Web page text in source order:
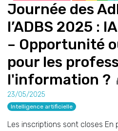
Journée des
l’ADBS 2025 :
– Opportunité
pour les
l'information ?
23/05/2025
Intelligence artificielle
Les inscriptions sont closes En